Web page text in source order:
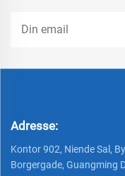
Adresse:
Kontor 902, Niende Sal,
Borgergade, Guangming